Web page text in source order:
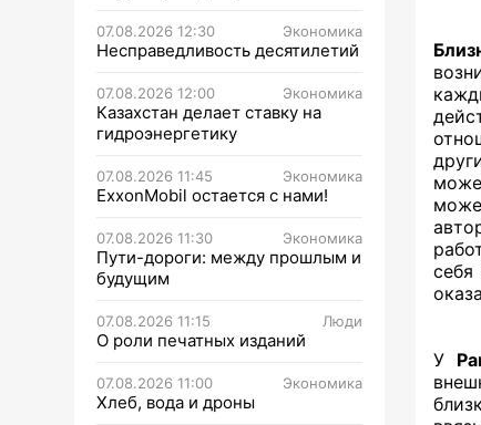
07.08.2026 12:30 Экономика
Несправедливость десятилетий
07.08.2026 12:00 Экономика
Казахстан делает ставку на
гидроэнергетику
07.08.2026 11:45 Экономика
ExxonMobil остается с нами!
07.08.2026 11:30 Экономика
Пути-дороги: между прошлым и
будущим
07.08.2026 11:15 Люди
О роли печатных изданий
07.08.2026 11:00 Экономика
Хлеб, вода и дроны
У